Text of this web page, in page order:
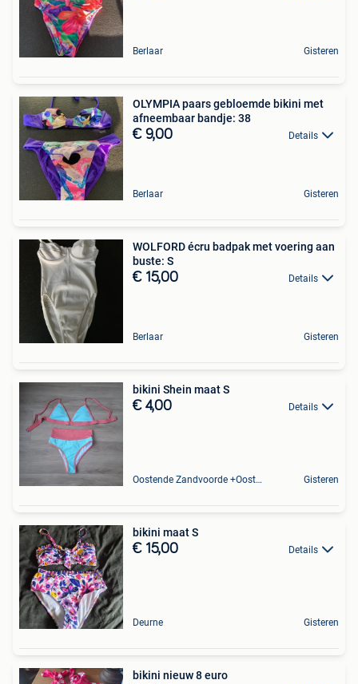
Berlaar Gisteren
OLYMPIA paars gebloemde bikini met
afneembaar bandje: 38
€ 9,00 Details
Berlaar Gisteren
WOLFORD écru badpak met voering aan
buste: S
€ 15,00 Details
Berlaar Gisteren
bikini Shein maat S
€ 4,00 Details
Oostende Zandvoorde +Oostende Gisteren
bikini maat S
€ 15,00 Details
Deurne Gisteren
bikini nieuw 8 euro